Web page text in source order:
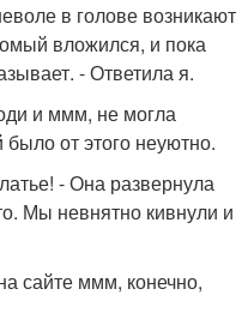
в голове возникают
вложился, и пока
- Ответила я.
и ммм, не могла
от этого неуютно.
- Она развернула
Мы невнятно кивнули и
сайте ммм, конечно,